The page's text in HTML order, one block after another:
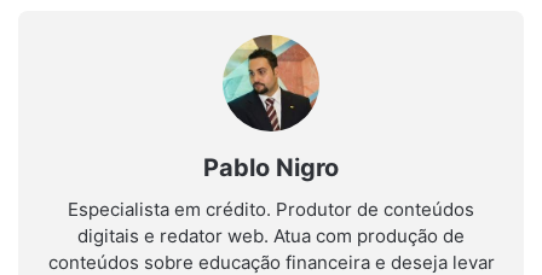
Pablo Nigro
Especialista em crédito. Produtor de conteúdos
digitais e redator web. Atua com produção de
conteúdos sobre educação financeira e deseja levar